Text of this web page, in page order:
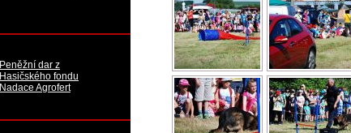
Peněžní dar z
Hasičského fondu
Nadace Agrofert